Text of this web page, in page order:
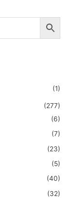
(1)
(277)
(6)
(7)
(23)
(5)
(40)
(32)